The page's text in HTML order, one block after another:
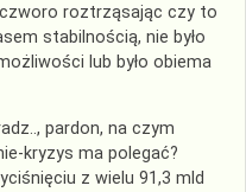
roztrząsając czy to
stabilnością, nie było
lub było obiema
pardon, na czym
kryzys ma polegać?
z wielu 91,3 mld